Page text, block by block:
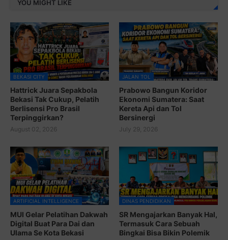
YOU MIGHT LIKE
BEKASI CITY
Hattrick Juara Sepakbola
Bekasi Tak Cukup, Pelatih
Berlisensi Pro Brasil
Terpinggirkan?
August 02, 2026
JALAN TOL
Prabowo Bangun Koridor
Ekonomi Sumatera: Saat
Kereta Api dan Tol
Bersinergi
July 29, 2026
ARTIFICIAL INTELLIGENCE
MUI Gelar Pelatihan Dakwah
Digital Buat Para Dai dan
Ulama Se Kota Bekasi
DINAS PENDIDIKAN
SR Mengajarkan Banyak Hal,
Termasuk Cara Sebuah
Bingkai Bisa Bikin Polemik